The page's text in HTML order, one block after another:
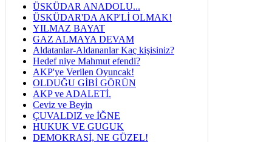
ÜSKÜDAR ANADOLU...
ÜSKÜDAR'DA AKP'Lİ OLMAK!
YILMAZ BAYAT
GAZ ALMAYA DEVAM
Aldatanlar-Aldananlar Kaç kişisiniz?
Hedef niye Mahmut efendi?
AKP'ye Verilen Oyuncak!
OLDUĞU GİBİ GÖRÜN
AKP ve ADALETİ.
Ceviz ve Beyin
ÇUVALDIZ ve İĞNE
HUKUK VE GUGUK
DEMOKRASİ, NE GÜZEL!